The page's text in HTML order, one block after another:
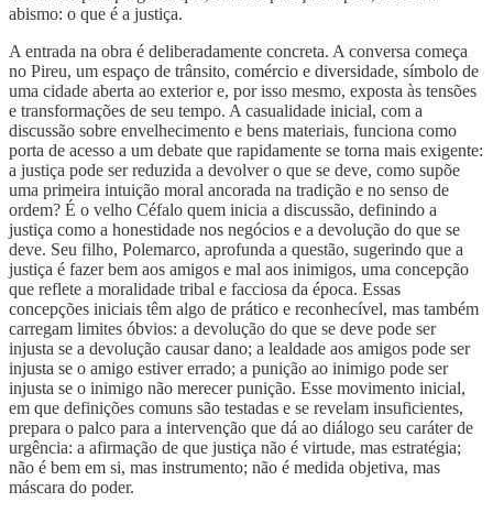
abismo: o que é a justiça.
A entrada na obra é deliberadamente concreta. A conversa começa
no Pireu, um espaço de trânsito, comércio e diversidade, símbolo de
uma cidade aberta ao exterior e, por isso mesmo, exposta às tensões
e transformações de seu tempo. A casualidade inicial, com a
discussão sobre envelhecimento e bens materiais, funciona como
porta de acesso a um debate que rapidamente se torna mais exigente:
a justiça pode ser reduzida a devolver o que se deve, como supõe
uma primeira intuição moral ancorada na tradição e no senso de
ordem? É o velho Céfalo quem inicia a discussão, definindo a
justiça como a honestidade nos negócios e a devolução do que se
deve. Seu filho, Polemarco, aprofunda a questão, sugerindo que a
justiça é fazer bem aos amigos e mal aos inimigos, uma concepção
que reflete a moralidade tribal e facciosa da época. Essas
concepções iniciais têm algo de prático e reconhecível, mas também
carregam limites óbvios: a devolução do que se deve pode ser
injusta se a devolução causar dano; a lealdade aos amigos pode ser
injusta se o amigo estiver errado; a punição ao inimigo pode ser
injusta se o inimigo não merecer punição. Esse movimento inicial,
em que definições comuns são testadas e se revelam insuficientes,
prepara o palco para a intervenção que dá ao diálogo seu caráter de
urgência: a afirmação de que justiça não é virtude, mas estratégia;
não é bem em si, mas instrumento; não é medida objetiva, mas
máscara do poder.